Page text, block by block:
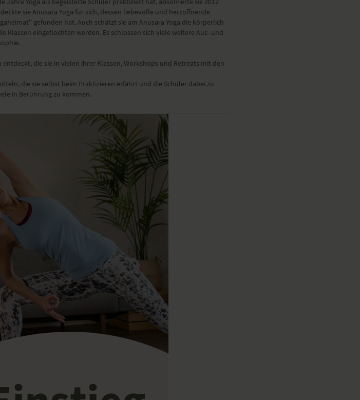
sie Anusara Yoga für sich, dessen liebevolle und herzöffnende
gefunden hat. Auch schätzt sie am Anusara Yoga die körperlich
eingeflochten werden. Es schlossen sich viele weitere Aus- und
die sie in vielen ihrer Klassen, Workshops und Retreats mit den
die sie selbst beim Praktizieren erfährt und die Schüler dabei zu
in Berührung zu kommen.